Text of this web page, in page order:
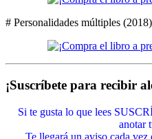
# Personalidades múltiples
¡Suscríbete para recibir
Si te gusta lo que lees
anotar
Te llegará un aviso cada